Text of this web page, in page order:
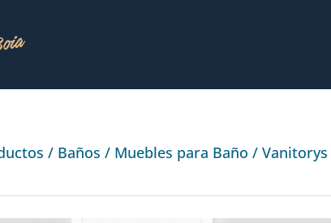
/ Baños / Muebles para Baño /Vanitorys